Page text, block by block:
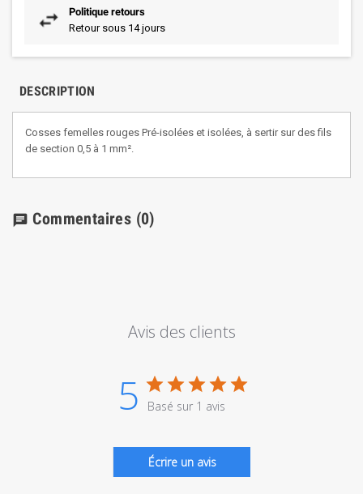
Politique retours
Retour sous 14 jours
DESCRIPTION
Cosses femelles rouges Pré-isolées et isolées, à sertir sur des fils
de section 0,5 à 1 mm².
chat Commentaires (0)
Avis des clients
5 Basé sur 1 avis
Écrire un avis